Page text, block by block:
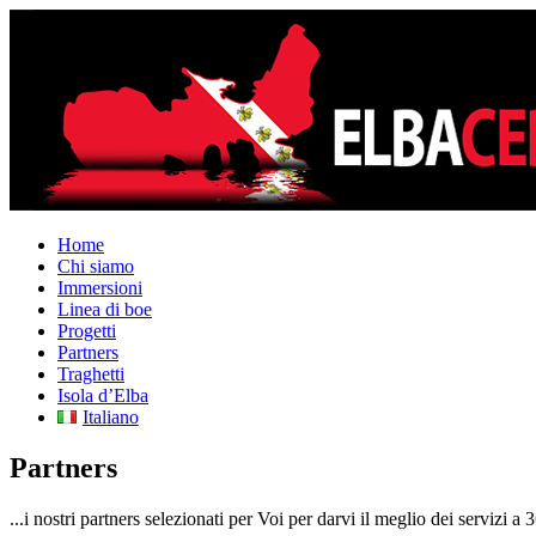
Home
Chi siamo
Immersioni
Linea di boe
Progetti
Partners
Traghetti
Isola d’Elba
Italiano
Partners
...i nostri partners selezionati per Voi per darvi il meglio dei servizi a